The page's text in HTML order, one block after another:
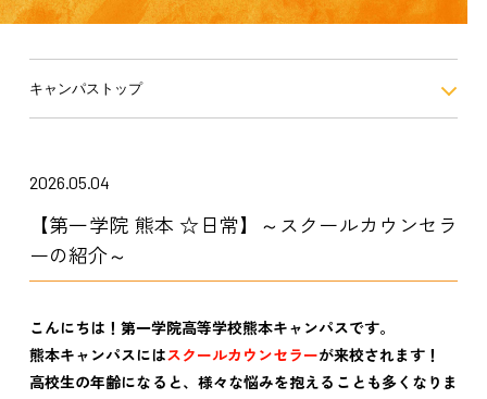
キャンパストップ
2026.05.04
【第一学院 熊本 ☆日常】～スクールカウンセラ
ーの紹介～
こんにちは！第一学院高等学校熊本キャンパスです。
熊本キャンパスにはスクールカウンセラーが来校されます！
高校生の年齢になると、様々な悩みを抱えることも多くなりま